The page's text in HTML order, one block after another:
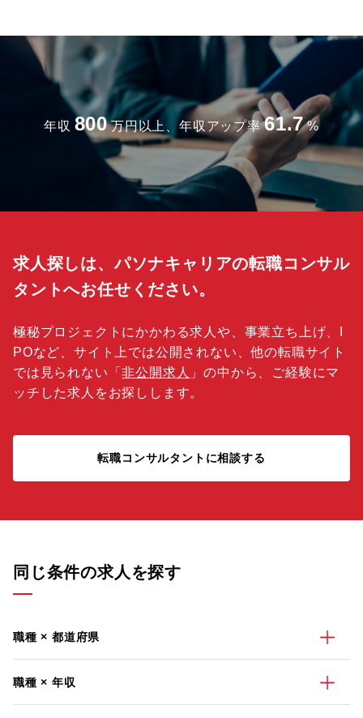
年収 800 万円以上、年収アップ率 61.7 %
求人探しは、パソナキャリアの転職コンサル
タントへお任せください。
極秘プロジェクトにかかわる求人や、事業立ち上げ、I
POなど、サイト上では公開されない、他の転職サイト
では見られない「非公開求人 」の中から、ご経験にマ
ッチした求人をお探しします。
転職コンサルタントに相談する
同じ条件の求人を探す
職種 × 都道府県
職種 × 年収